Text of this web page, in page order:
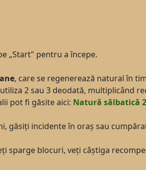
„Start" pentru a începe.
, care se regenerează natural în
2 sau 3 deodată, multiplicând
pot fi găsite aici: Natură sălbatică
găsiți incidente în oraș sau
sparge blocuri, veți câștiga